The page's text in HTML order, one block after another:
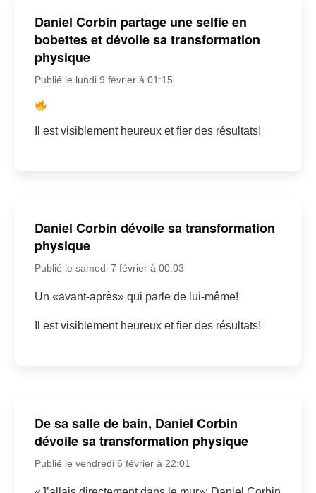
Daniel Corbin partage une selfie en
bobettes et dévoile sa transformation
physique
Publié le lundi 9 février à 01:15
Il est visiblement heureux et fier des résultats!
Daniel Corbin dévoile sa transformation
physique
Publié le samedi 7 février à 00:03
Un «avant-après» qui parle de lui-même!
Il est visiblement heureux et fier des résultats!
De sa salle de bain, Daniel Corbin
dévoile sa transformation physique
Publié le vendredi 6 février à 22:01